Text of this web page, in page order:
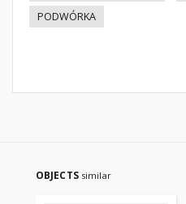
PODWÓRKA
OBJECTS similar